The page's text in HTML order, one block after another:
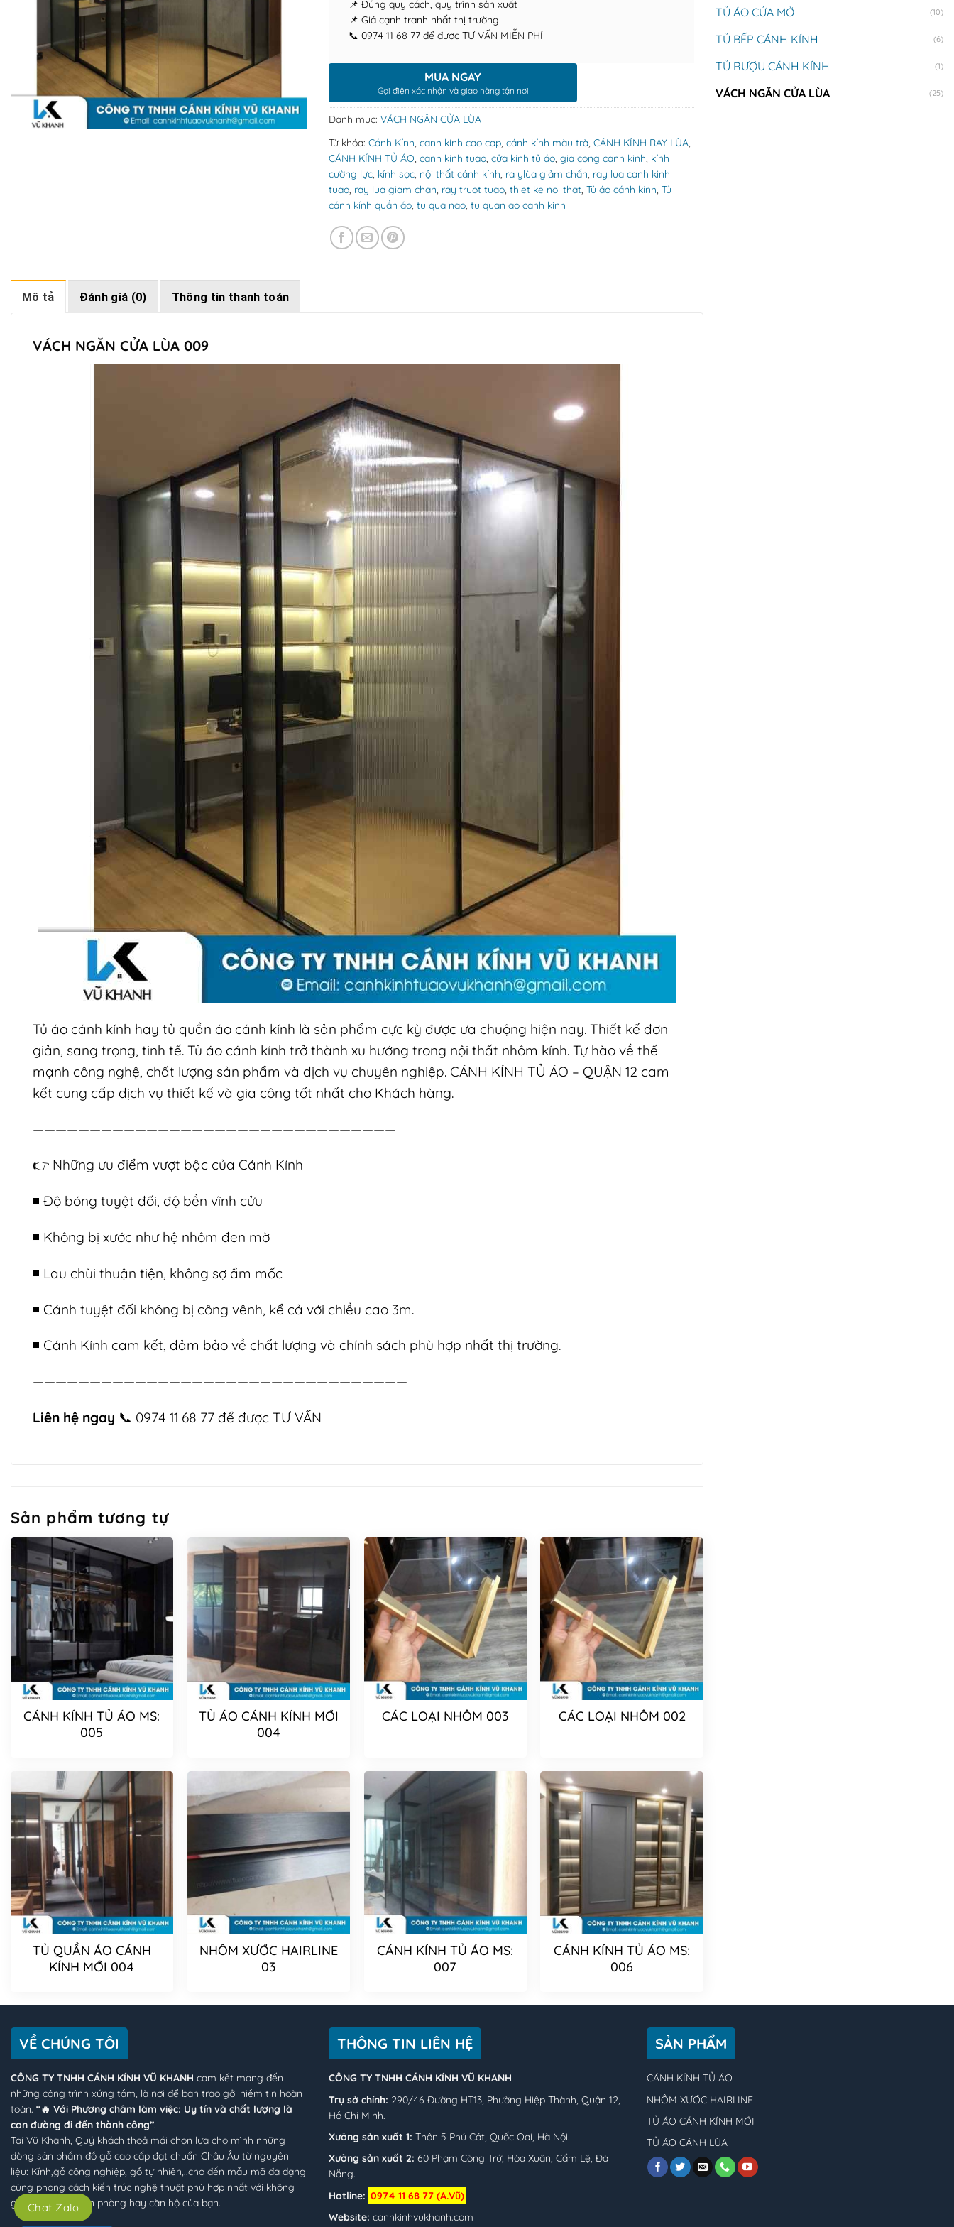
📌 Đúng quy cách, quy trình sản xuất
📌 Giá cạnh tranh nhất thị trường
📞 0974 11 68 77 để được TƯ VẤN MIỄN PHÍ
MUA NGAY
Gọi điện xác nhận và giao hàng tận nơi
Danh mục: VÁCH NGĂN CỬA LÙA
Từ khóa: Cánh Kính, canh kinh cao cap, cánh kính màu trà, CÁNH KÍNH RAY LÙA,
CÁNH KÍNH TỦ ÁO, canh kinh tuao, cửa kính tủ áo, gia cong canh kinh, kính
cường lực, kính sọc, nội thất cánh kính, ra ylùa giảm chấn, ray lua canh kinh
tuao, ray lua giam chan, ray truot tuao, thiet ke noi that, Tủ áo cánh kính, Tủ
cánh kính quần áo, tu qua nao, tu quan ao canh kinh
TỦ ÁO CỬA MỞ (10)
TỦ BẾP CÁNH KÍNH (6)
TỦ RƯỢU CÁNH KÍNH (1)
VÁCH NGĂN CỬA LÙA (25)
Mô tả Đánh giá (0) Thông tin thanh toán
VÁCH NGĂN CỬA LÙA 009
Tủ áo cánh kính hay tủ quần áo cánh kính là sản phẩm cực kỳ được ưa chuộng hiện nay. Thiết kế đơn
giản, sang trọng, tinh tế. Tủ áo cánh kính trở thành xu hướng trong nội thất nhôm kính. Tự hào về thế
mạnh công nghệ, chất lượng sản phẩm và dịch vụ chuyên nghiệp. CÁNH KÍNH TỦ ÁO – QUẬN 12 cam
kết cung cấp dịch vụ thiết kế và gia công tốt nhất cho Khách hàng.
————————————————————————————————
👉 Những ưu điểm vượt bậc của Cánh Kính
◾️ Độ bóng tuyệt đối, độ bền vĩnh cửu
◾️ Không bị xước như hệ nhôm đen mờ
◾️ Lau chùi thuận tiện, không sợ ẩm mốc
◾️ Cánh tuyệt đối không bị công vênh, kể cả với chiều cao 3m.
◾️ Cánh Kính cam kết, đảm bảo về chất lượng và chính sách phù hợp nhất thị trường.
—————————————————————————————————
Liên hệ ngay 📞 0974 11 68 77 để được TƯ VẤN
Sản phẩm tương tự
CÁNH KÍNH TỦ ÁO MS:
005
TỦ ÁO CÁNH KÍNH MỚI
004
CÁC LOẠI NHÔM 003 CÁC LOẠI NHÔM 002
TỦ QUẦN ÁO CÁNH
KÍNH MỚI 004
NHÔM XƯỚC HAIRLINE
03
CÁNH KÍNH TỦ ÁO MS:
007
CÁNH KÍNH TỦ ÁO MS:
006
VỀ CHÚNG TÔI
CÔNG TY TNHH CÁNH KÍNH VŨ KHANH cam kết mang đến
những công trình xứng tầm, là nơi để bạn trao gởi niềm tin hoàn
toàn. “🔥 Với Phương châm làm việc: Uy tín và chất lượng là
con đường đi đến thành công”.
Tại Vũ Khanh, Quý khách thoả mái chọn lựa cho mình những
dòng sản phẩm đồ gỗ cao cấp đạt chuẩn Châu Âu từ nguyên
liệu: Kính,gỗ công nghiệp, gỗ tự nhiên,..cho đến mẫu mã đa dạng
cùng phong cách kiến trúc nghệ thuật phù hợp nhất với không
gian ngôi nhà, văn phòng hay căn hộ của bạn.
THÔNG TIN LIÊN HỆ
CÔNG TY TNHH CÁNH KÍNH VŨ KHANH
Trụ sở chính: 290/46 Đường HT13, Phường Hiệp Thành, Quận 12,
Hồ Chí Minh.
Xưởng sản xuất 1: Thôn 5 Phú Cát, Quốc Oai, Hà Nội.
Xưởng sản xuất 2: 60 Phạm Công Trứ, Hòa Xuân, Cẩm Lệ, Đà
Nẵng.
Hotline: 0974 11 68 77 (A.Vũ)
Website: canhkinhvukhanh.com
SẢN PHẨM
CÁNH KÍNH TỦ ÁO
NHÔM XƯỚC HAIRLINE
TỦ ÁO CÁNH KÍNH MỚI
TỦ ÁO CÁNH LÙA
Chat Zalo